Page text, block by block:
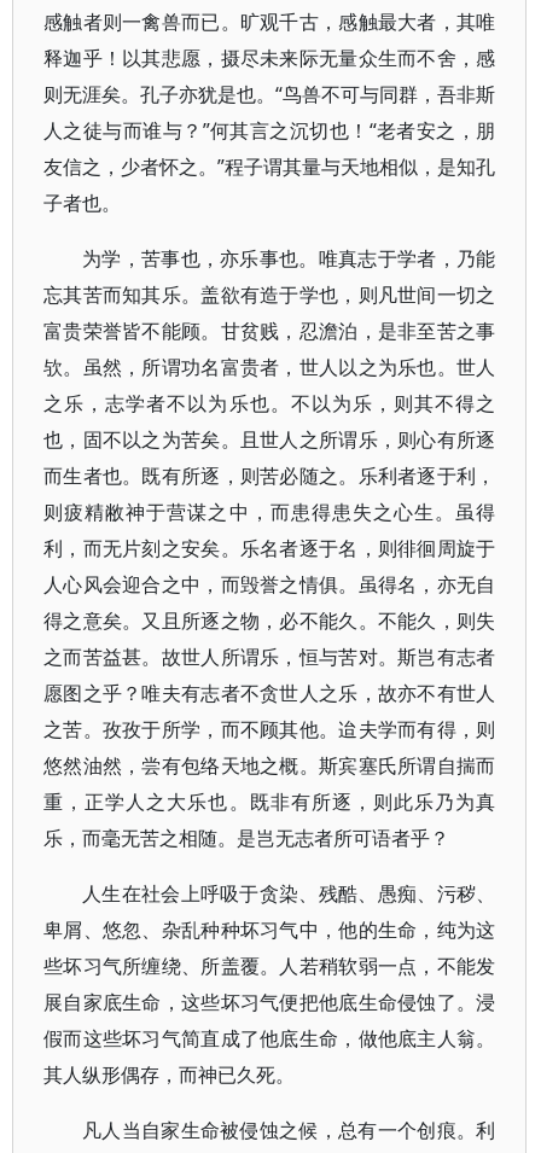
感触者则一禽兽而已。旷观千古，感触最大者，其唯
释迦乎！以其悲愿，摄尽未来际无量众生而不舍，感
则无涯矣。孔子亦犹是也。“鸟兽不可与同群，吾非斯
人之徒与而谁与？”何其言之沉切也！“老者安之，朋
友信之，少者怀之。”程子谓其量与天地相似，是知孔
子者也。
为学，苦事也，亦乐事也。唯真志于学者，乃能
忘其苦而知其乐。盖欲有造于学也，则凡世间一切之
富贵荣誉皆不能顾。甘贫贱，忍澹泊，是非至苦之事
欤。虽然，所谓功名富贵者，世人以之为乐也。世人
之乐，志学者不以为乐也。不以为乐，则其不得之
也，固不以之为苦矣。且世人之所谓乐，则心有所逐
而生者也。既有所逐，则苦必随之。乐利者逐于利，
则疲精敝神于营谋之中，而患得患失之心生。虽得
利，而无片刻之安矣。乐名者逐于名，则徘徊周旋于
人心风会迎合之中，而毁誉之情俱。虽得名，亦无自
得之意矣。又且所逐之物，必不能久。不能久，则失
之而苦益甚。故世人所谓乐，恒与苦对。斯岂有志者
愿图之乎？唯夫有志者不贪世人之乐，故亦不有世人
之苦。孜孜于所学，而不顾其他。迨夫学而有得，则
悠然油然，尝有包络天地之概。斯宾塞氏所谓自揣而
重，正学人之大乐也。既非有所逐，则此乐乃为真
乐，而毫无苦之相随。是岂无志者所可语者乎？
人生在社会上呼吸于贪染、残酷、愚痴、污秽、
卑屑、悠忽、杂乱种种坏习气中，他的生命，纯为这
些坏习气所缠绕、所盖覆。人若稍软弱一点，不能发
展自家底生命，这些坏习气便把他底生命侵蚀了。浸
假而这些坏习气简直成了他底生命，做他底主人翁。
其人纵形偶存，而神已久死。
凡人当自家生命被侵蚀之候，总有一个创痕。利